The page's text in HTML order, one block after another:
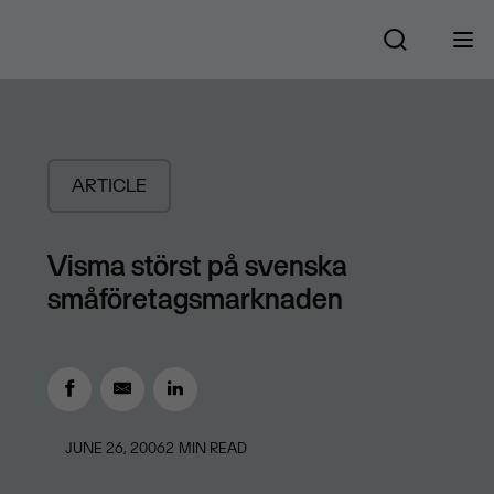
ARTICLE
Visma störst på svenska
småföretagsmarknaden
JUNE 26, 20062 MIN READ